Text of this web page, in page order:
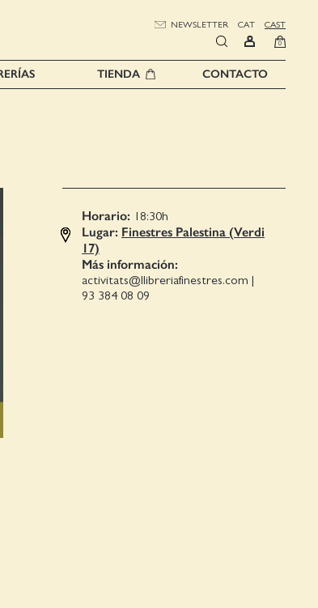
NEWSLETTER CAT CAST
0
TIENDA CONTACTO
Horario: 18:30h
Lugar: Finestres Palestina (Verdi
17)
Más información:
activitats@llibreriafinestres.com |
93 384 08 09